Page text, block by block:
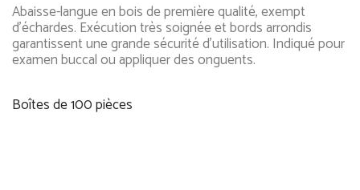
Abaisse-langue en bois de première qualité, exempt
d’échardes. Exécution très soignée et bords arrondis
garantissent une grande sécurité d’utilisation. Indiqué pour
examen buccal ou appliquer des onguents.
Boîtes de 100 pièces